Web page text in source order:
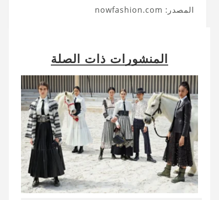
المصدر: nowfashion.com
المنشورات ذات الصلة